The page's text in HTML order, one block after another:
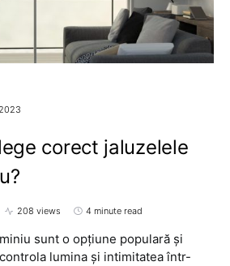
corect jaluzelele
208 views 4 minute read
sunt o opțiune populară și
lumina și intimitatea într-